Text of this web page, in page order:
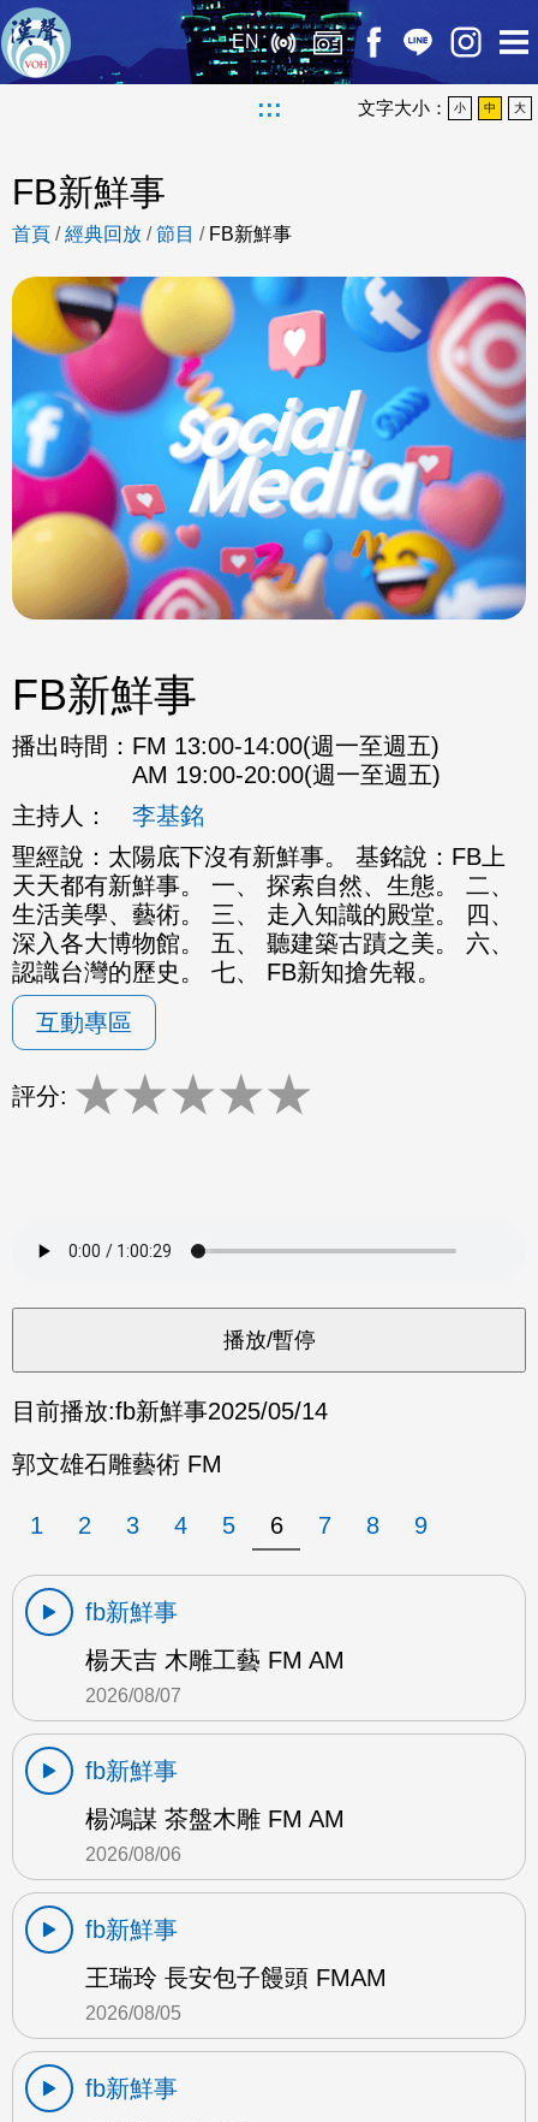
EN
::: 文字大小： 小 中 大
FB新鮮事
首頁 /經典回放 /節目 / FB新鮮事
FB新鮮事
播出時間： FM 13:00-14:00(週一至週五)
AM 19:00-20:00(週一至週五)
主持人：
李基銘
聖經說：太陽底下沒有新鮮事。 基銘說：FB上
天天都有新鮮事。 一、 探索自然、生態。 二、
生活美學、藝術。 三、 走入知識的殿堂。 四、
深入各大博物館。 五、 聽建築古蹟之美。 六、
認識台灣的歷史。 七、 FB新知搶先報。
互動專區
評分: ★★★★★
目前播放:fb新鮮事2025/05/14
郭文雄石雕藝術 FM
1 2 3 4 5 6 7 8 9
fb新鮮事
楊天吉 木雕工藝 FM AM
2026/08/07
fb新鮮事
楊鴻謀 茶盤木雕 FM AM
2026/08/06
fb新鮮事
王瑞玲 長安包子饅頭 FMAM
2026/08/05
fb新鮮事